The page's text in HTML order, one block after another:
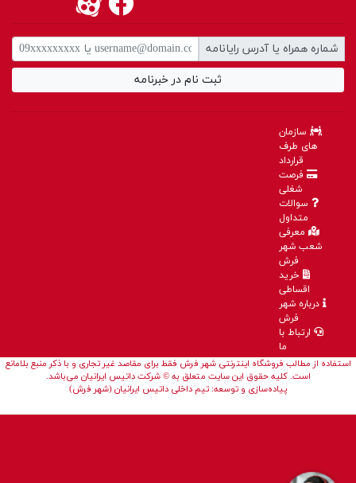
شماره همراه یا آدرس رایانامه
ثبت نام در خبرنامه
سازمان
های طرف
قرارداد
فرصت
شغلی
سوالات
متداول
معرفی
شعب شهر
فرش
خرید
اقساطی
درباره شهر
فرش
ارتباط با
ما
استفاده از مطالب فروشگاه اینترنتی شهر فرش فقط برای مقاصد غیر تجاری و با ذکر منبع بلامانع
است. کلیه حقوق این سایت متعلق به © شرکت داتیس ایرانیان می‌باشد.
پیاده‌سازی و توسعه: تیم داخلی داتیس ایرانیان (شهر فرش)